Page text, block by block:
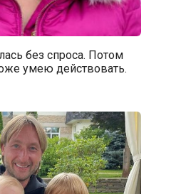
без спроса. Потом
умею действовать.